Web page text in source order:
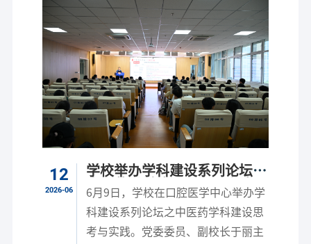
12
2026-06
学校举办学科建设系列论坛之
中医药学科建设思考与实践
6月9日，学校在口腔医学中心举办学
科建设系列论坛之中医药学科建设思
考与实践。党委委员、副校长于丽主